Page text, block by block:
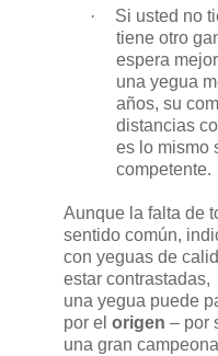
·
Si usted no
tiene otro
espera
una yegua
años, su
distancias
es lo mismo
competente.
Aunque la falta de
sentido común,
con yeguas de
estar contrastadas,
una yegua puede
por el origen – por
una gran